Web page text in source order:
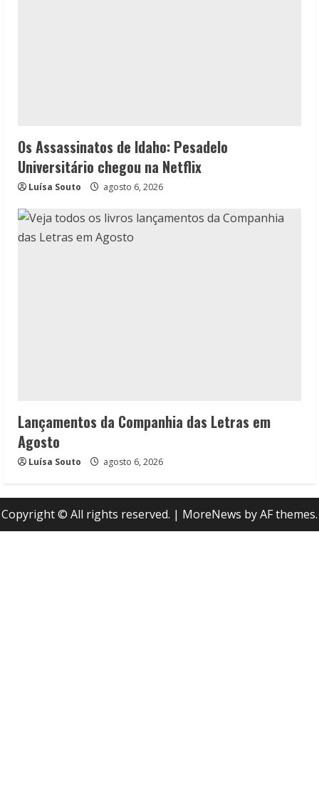
Os Assassinatos de Idaho: Pesadelo
Universitário chegou na Netflix
Luísa Souto agosto 6, 2026
Lançamentos da Companhia das Letras em
Agosto
Luísa Souto agosto 6, 2026
Copyright © All rights reserved. | MoreNews by AF themes.